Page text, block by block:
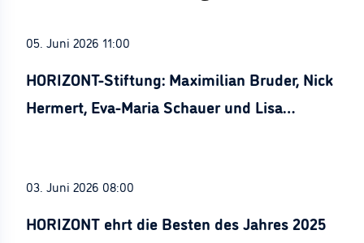
05. Juni 2026 11:00
HORIZONT-Stiftung: Maximilian Bruder, Nick
Hermert, Eva-Maria Schauer und Lisa
03. Juni 2026 08:00
HORIZONT ehrt die Besten des Jahres 2025